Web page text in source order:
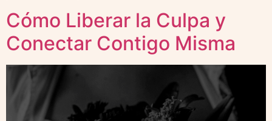
Cómo Liberar la Culpa y
Conectar Contigo Misma